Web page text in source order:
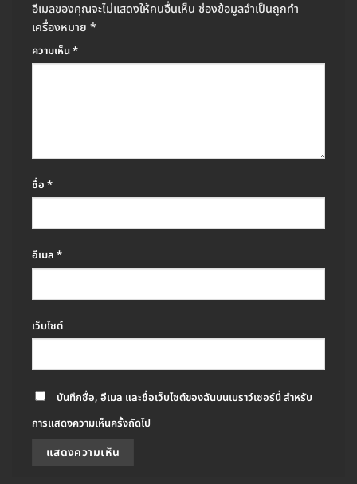
อีเมลของคุณจะไม่แสดงให้คนอื่นเห็น ช่องข้อมูลจำเป็นถูกทำ
เครื่องหมาย *
ความเห็น*
ชื่อ *
อีเมล *
เว็บไซต์
บันทึกชื่อ, อีเมล และชื่อเว็บไซต์ของฉันบนเบราว์เซอร์นี้ สำหรับ
การแสดงความเห็นครั้งถัดไป